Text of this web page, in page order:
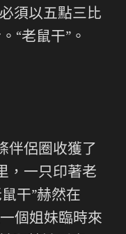
須以五點三比
“老鼠干”。
伴侶圈收獲了
，一只印著老
干”赫然在
個姐妹臨時來